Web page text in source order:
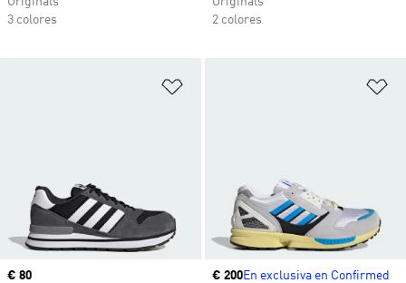
3 colores
2 colores
Precio
€ 80
Precio
€ 200En exclusiva en Confirmed